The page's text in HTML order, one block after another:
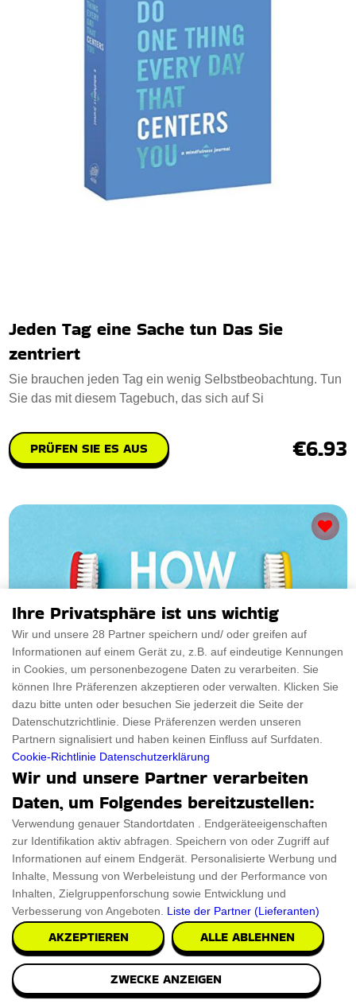
Jeden Tag eine Sache tun Das Sie
zentriert
Sie brauchen jeden Tag ein wenig Selbstbeobachtung. Tun
Sie das mit diesem Tagebuch, das sich auf Si
PRÜFEN SIE ES AUS €6.93
How to Not Die Alone Buchen Sie
Lernen Sie die Wissenschaft der Liebe und der
Beziehungen kennen. Lesen Sie die prägnantesten und p
Ihre Privatsphäre ist uns wichtig
Wir und unsere 28 Partner speichern und/ oder greifen auf
Informationen auf einem Gerät zu, z.B. auf eindeutige Kennungen
in Cookies, um personenbezogene Daten zu verarbeiten. Sie
können Ihre Präferenzen akzeptieren oder verwalten. Klicken Sie
dazu bitte unten oder besuchen Sie jederzeit die Seite der
Datenschutzrichtlinie. Diese Präferenzen werden unseren
Partnern signalisiert und haben keinen Einfluss auf Surfdaten.
Cookie-Richtlinie Datenschutzerklärung
Wir und unsere Partner verarbeiten
Daten, um Folgendes bereitzustellen:
Verwendung genauer Standortdaten . Endgeräteeigenschaften
zur Identifikation aktiv abfragen. Speichern von oder Zugriff auf
Informationen auf einem Endgerät. Personalisierte Werbung und
Inhalte, Messung von Werbeleistung und der Performance von
Inhalten, Zielgruppenforschung sowie Entwicklung und
Verbesserung von Angeboten. Liste der Partner (Lieferanten)
AKZEPTIEREN ALLE ABLEHNEN
ZWECKE ANZEIGEN